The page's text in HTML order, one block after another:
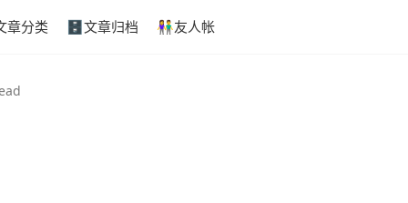
章分类 🗄️文章归档 👫友人帐